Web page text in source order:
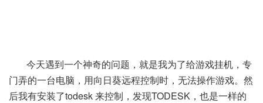
今天遇到一个神奇的问题，就是我为了给游戏挂机，专
门弄的一台电脑，用向日葵远程控制时，无法操作游戏。然
后我有安装了todesk 来控制，发现TODESK，也是一样的